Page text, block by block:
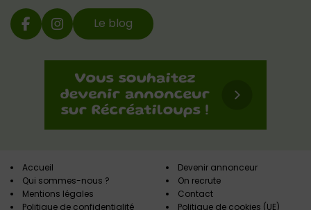
Le blog
Accueil
Qui sommes-nous ?
Mentions légales
Politique de confidentialité
Devenir annonceur
On recrute
Contact
Politique de cookies (UE)